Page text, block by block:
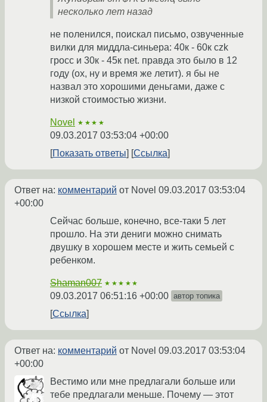
несколько лет назад
не поленился, поискал письмо, озвученные
вилки для миддла-синьера: 40к - 60к czk
гросс и 30к - 45к net. правда это было в 12
году (ох, ну и время же летит). я бы не
назвал это хорошими деньгами, даже с
низкой стоимостью жизни.
Novel ★★★★
09.03.2017 03:53:04 +00:00
Показать ответы
Ссылка
Ответ на: комментарий от Novel 09.03.2017 03:53:04
+00:00
Сейчас больше, конечно, все-таки 5 лет
прошло. На эти дениги можно снимать
двушку в хорошем месте и жить семьей с
ребенком.
Shaman007 ★★★★★
09.03.2017 06:51:16 +00:00 автор топика
Ссылка
Ответ на: комментарий от Novel 09.03.2017 03:53:04
+00:00
Вестимо или мне предлагали больше или
тебе предлагали меньше. Почему — этот